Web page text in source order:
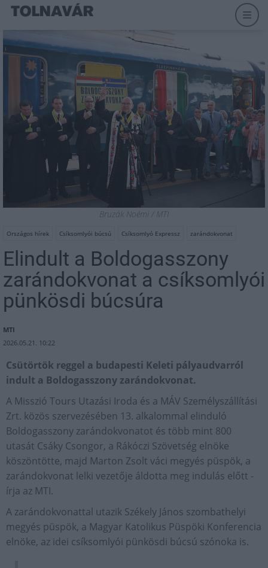
Bruzák Noémi / MTI
Országos hírek Csíksomlyói búcsú Csíksomlyó Expressz zarándokvonat
Elindult a Boldogasszony
zarándokvonat a csíksomlyói
pünkösdi búcsúra
MTI
2026.05.21. 10:22
Csütörtök reggel a budapesti Keleti pályaudvarról
indult a Boldogasszony zarándokvonat.
A Misszió Tours Utazási Iroda és a MÁV Személyszállítási
Zrt. közös szervezésében 13. alkalommal elinduló
Boldogasszony zarándokvonatot és több mint 800
utasát Csáky Csongor, a Rákóczi Szövetség elnöke
köszöntötte, majd Marton Zsolt váci megyés püspök, a
zarándokvonat lelki vezetője áldotta meg indulás előtt -
írja az MTI.
A zarándokvonattal utazik Székely János szombathelyi
megyés püspök, a Magyar Katolikus Püspöki Konferencia
elnöke, az idei csíksomlyói pünkösdi búcsú szónoka is.